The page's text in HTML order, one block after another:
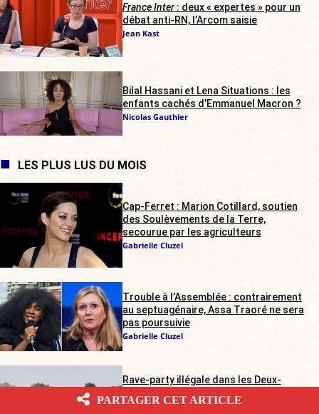
France Inter: deux « expertes » pour un
débat anti-RN, l’Arcom saisie
Jean Kast
Bilal Hassani et Lena Situations : les
enfants cachés d’Emmanuel Macron ?
Nicolas Gauthier
LES PLUS LUS DU MOIS
Cap-Ferret : Marion Cotillard, soutien
des Soulèvements de la Terre,
secourue par les agriculteurs
Gabrielle Cluzel
Trouble à l’Assemblée : contrairement
au septuagénaire, Assa Traoré ne sera
pas poursuivie
Gabrielle Cluzel
Rave-party illégale dans les Deux-
fronts
PARTAGER CET ARTICLE